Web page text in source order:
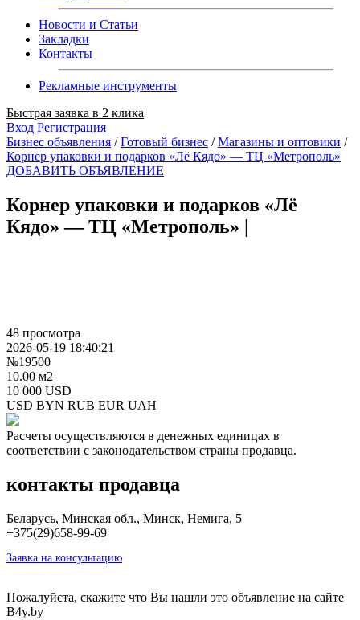
Новости и Статьи
Закладки
Контакты
Рекламные инструменты
Быстрая заявка в 2 клика
Вход Регистрация
Бизнес объявления /Готовый бизнес /Магазины и оптовики /
Корнер упаковки и подарков «Лё Кядо» — ТЦ «Метрополь»
ДОБАВИТЬ ОБЪЯВЛЕНИЕ
Корнер упаковки и подарков «Лё
Кядо» — ТЦ «Метрополь» |
48 просмотра
2026-05-19 18:40:21
№19500
10.00 м2
10 000 USD
USD BYN RUB EUR UAH
Расчеты осуществляются в денежных единицах в
соответствии с законодательством страны продавца.
контакты продавца
Беларусь, Минская обл., Минск, Немига, 5
+375(29)658-99-69
Заявка на консультацию
Пожалуйста, скажите что Вы нашли это объявление на сайте
B4y.by